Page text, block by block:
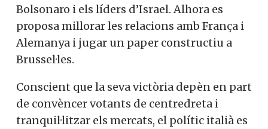
Bolsonaro i els líders d’Israel. Alhora es
proposa millorar les relacions amb França i
Alemanya i jugar un paper constructiu a
Brussel·les.
Conscient que la seva victòria depèn en part
de convèncer votants de centredreta i
tranquil·litzar els mercats, el polític italià es